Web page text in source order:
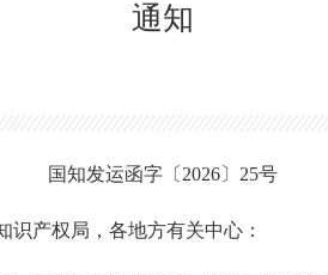
通知
国知发运函字〔2026〕25号
产权局，各地方有关中心：